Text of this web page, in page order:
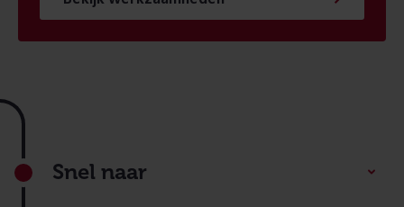
Footer
Snel naar